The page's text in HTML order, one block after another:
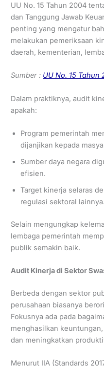
UU No. 15 Tahun 2004
dan Tanggung Jawab
penting yang mengatur
melakukan pemeriksaan
daerah, kementerian,
Sumber : UU No. 15 Tahun
Dalam praktiknya, audit
apakah:
Program pemerintah
dijanjikan kepada
Sumber daya negara
efisien.
Target kinerja selaras
regulasi sektoral lainnya.
Selain mengungkap
lembaga pemerintah
publik semakin baik.
Audit Kinerja di Sektor
Berbeda dengan sektor
perusahaan biasanya
Fokusnya ada pada
menghasilkan
dan meningkatkan
Menurut IIA (Standards